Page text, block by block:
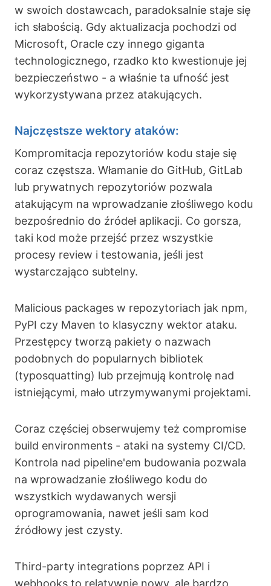
w swoich dostawcach, paradoksalnie staje się
ich słabością. Gdy aktualizacja pochodzi od
Microsoft, Oracle czy innego giganta
technologicznego, rzadko kto kwestionuje jej
bezpieczeństwo - a właśnie ta ufność jest
wykorzystywana przez atakujących.
Najczęstsze wektory ataków:
Kompromitacja repozytoriów kodu staje się
coraz częstsza. Włamanie do GitHub, GitLab
lub prywatnych repozytoriów pozwala
atakującym na wprowadzanie złośliwego kodu
bezpośrednio do źródeł aplikacji. Co gorsza,
taki kod może przejść przez wszystkie
procesy review i testowania, jeśli jest
wystarczająco subtelny.
Malicious packages w repozytoriach jak npm,
PyPI czy Maven to klasyczny wektor ataku.
Przestępcy tworzą pakiety o nazwach
podobnych do popularnych bibliotek
(typosquatting) lub przejmują kontrolę nad
istniejącymi, mało utrzymywanymi projektami.
Coraz częściej obserwujemy też compromise
build environments - ataki na systemy CI/CD.
Kontrola nad pipeline'em budowania pozwala
na wprowadzanie złośliwego kodu do
wszystkich wydawanych wersji
oprogramowania, nawet jeśli sam kod
źródłowy jest czysty.
Third-party integrations poprzez API i
webhooks to relatywnie nowy, ale bardzo